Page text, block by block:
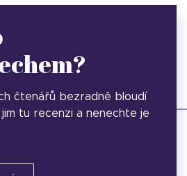
čtenářů bezradně bloudí
tu recenzi a nenechte je